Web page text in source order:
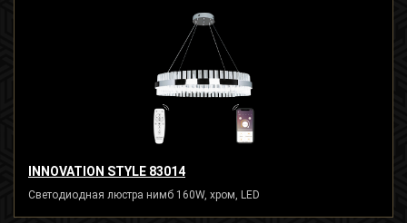
INNOVATION STYLE 83014
Светодиодная люстра нимб 160W, хром, LED